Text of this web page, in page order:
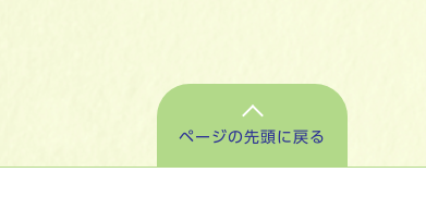
ページの先頭に戻る